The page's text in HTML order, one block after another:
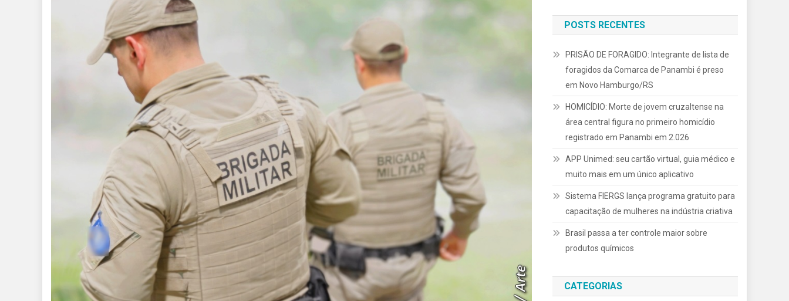
POSTS RECENTES
PRISÃO DE FORAGIDO: Integrante de lista de
foragidos da Comarca de Panambi é preso
em Novo Hamburgo/RS
HOMICÍDIO: Morte de jovem cruzaltense na
área central figura no primeiro homicídio
registrado em Panambi em 2.026
APP Unimed: seu cartão virtual, guia médico e
muito mais em um único aplicativo
Sistema FIERGS lança programa gratuito para
capacitação de mulheres na indústria criativa
Brasil passa a ter controle maior sobre
produtos químicos
CATEGORIAS